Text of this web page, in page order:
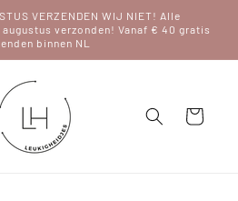
VERZENDEN WIJ NIET! Alle
verzonden! Vanaf € 40 gratis
binnen NL
Winkelwagen